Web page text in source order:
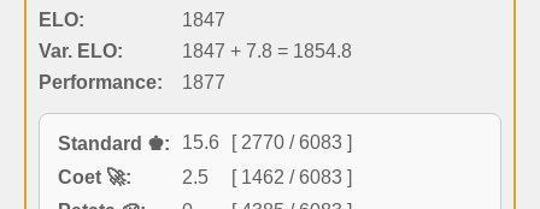
ELO:
1847
Var. ELO:
1847 + 7.8 = 1854.8
Performance:
1877
Standard ♚: 15.6
[ 2770 / 6083 ]
Coet 🚀:
2.5
[ 1462 / 6083 ]